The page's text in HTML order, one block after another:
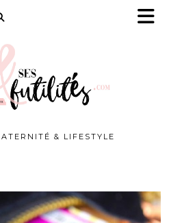
& LIFESTYLE